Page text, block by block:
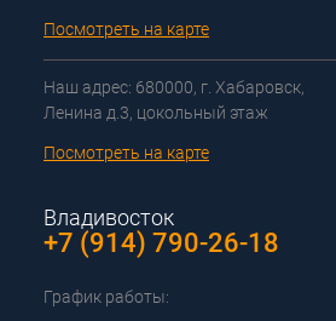
Посмотреть на карте
Наш адрес: 680000, г. Хабаровск,
Ленина д.3, цокольный этаж
Посмотреть на карте
Владивосток
+7 (914) 790-26-18
График работы: